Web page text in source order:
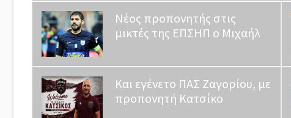
Νέος προπονητής στις
μικτές της ΕΠΣΗΠ ο Μιχαήλ
Και εγένετο ΠΑΣ Ζαγορίου, με
προπονητή Κατσίκο